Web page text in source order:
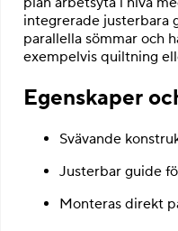
integrerade justerbara
parallella sömmar och
exempelvis quiltning
Egenskaper
Svävande
Justerbar guide
Monteras direkt